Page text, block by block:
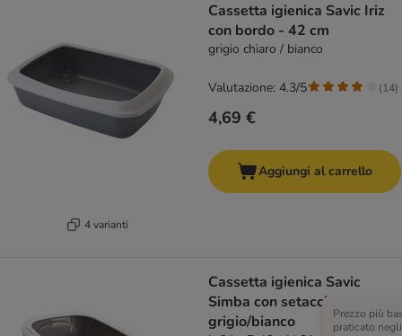
4 varianti
Cassetta igienica Savic Iriz
con bordo - 42 cm
grigio chiaro / bianco
4,69 €
Valutazione: 4.3/5 (14)
Aggiungi al carrello
Cassetta igienica Savic
Simba con setaccio -
grigio/bianco
Prezzo più
praticato negli